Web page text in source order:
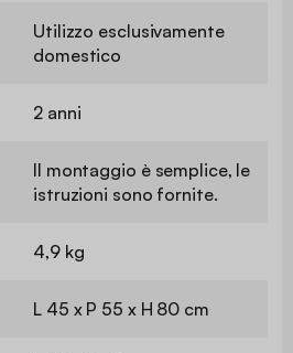
Utilizzo esclusivamente
domestico
2 anni
Il montaggio è semplice, le
istruzioni sono fornite.
4,9 kg
L 45 x P 55 x H 80 cm